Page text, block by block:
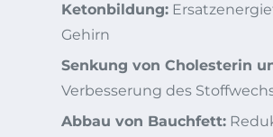
Ketonbildung:
Gehirn
Senkung von Cholesterin
Verbesserung des
Abbau von Bauchfett: